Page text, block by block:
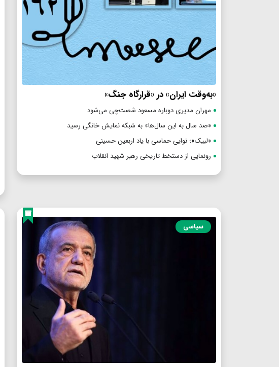
«به‌وقت ایران» در «قرارگاه جنگ»
مهران مدیری دوباره مسعود شصت‌چی می‌شود
«صد سال به این سال‌ها» به شبکه نمایش خانگی رسید
«لبیک»؛ نوایی حماسی با یاد اربعین حسینی
رونمایی از دستخط تاریخی رهبر شهید انقلاب
سیاسی